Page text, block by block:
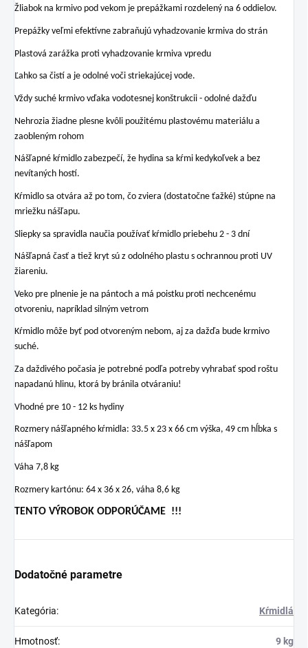
Žliabok na krmivo pod vekom je prepážkami rozdelený na 6 oddielov.
Prepážky veľmi efektívne zabraňujú vyhadzovanie krmiva do strán
Plastová zarážka proti vyhadzovanie krmiva vpredu
Ľahko sa čistí a je odolné voči striekajúcej vode.
Vždy suché krmivo vďaka vodotesnej konštrukcii - odolné dažďu
Nehrozia žiadne plesne kvôli použitému plastovému materiálu a
zaobleným rohom
Nášľapné kŕmidlo zabezpečí, že hydina sa kŕmi kedykoľvek a bez
nevítaných hostí.
Kŕmidlo sa otvára až po tom, čo zviera (dostatočne ťažké) stúpne na
mriežku nášľapu.
Sliepky sa spravidla naučia používať kŕmidlo priebehu 2 - 3 dní
Nášľapná časť a tiež kryt sú z odolného plastu s ochrannou proti UV
žiareniu.
Veko pre plnenie je na pántoch a má poistku proti nechcenému
otvoreniu, napríklad silným vetrom
Kŕmidlo môže byť pod otvoreným nebom, aj za dažďa bude krmivo
suché.
Za daždivého počasia je potrebné podľa potreby vyhrabať spod roštu
napadanú hlinu, ktorá by bránila otváraniu!
Vhodné pre 10 - 12 ks hydiny
Rozmery nášľapného kŕmidla: 33.5 x 23 x 66 cm výška, 49 cm hĺbka s
nášľapom
Váha 7,8 kg
Rozmery kartónu: 64 x 36 x 26, váha 8,6 kg
TENTO VÝROBOK ODPORÚČAME !!!
Dodatočné parametre
Kategória: Kŕmidlá
Hmotnosť: 9 kg